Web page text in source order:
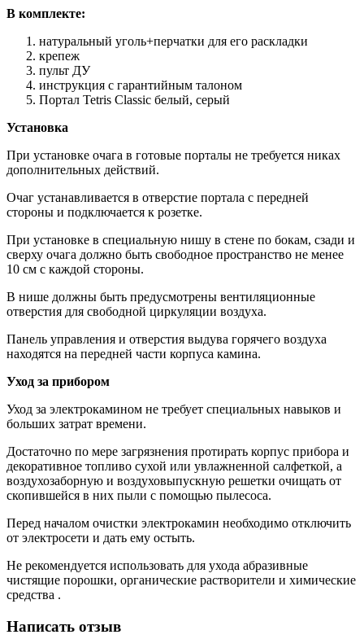
В комплекте:
натуральный уголь+перчатки для его раскладки
крепеж
пульт ДУ
инструкция с гарантийным талоном
Портал Tetris Classic белый, серый
Установка
При установке очага в готовые порталы не требуется никах
дополнительных действий.
Очаг устанавливается в отверстие портала с передней
стороны и подключается к розетке.
При установке в специальную нишу в стене по бокам, сзади и
сверху очага должно быть свободное пространство не менее
10 см с каждой стороны.
В нише должны быть предусмотрены вентиляционные
отверстия для свободной циркуляции воздуха.
Панель управления и отверстия выдува горячего воздуха
находятся на передней части корпуса камина.
Уход за прибором
Уход за электрокамином не требует специальных навыков и
больших затрат времени.
Достаточно по мере загрязнения протирать корпус прибора и
декоративное топливо сухой или увлажненной салфеткой, а
воздухозаборную и воздуховыпускную решетки очищать от
скопившейся в них пыли с помощью пылесоса.
Перед началом очистки электрокамин необходимо отключить
от электросети и дать ему остыть.
Не рекомендуется использовать для ухода абразивные
чистящие порошки, органические растворители и химические
средства .
Написать отзыв